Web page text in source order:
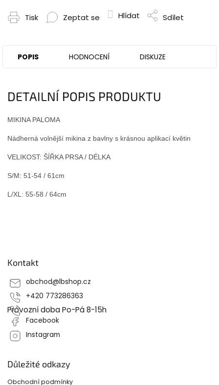
Tisk Zeptat se Hlídat Sdílet
POPIS HODNOCENÍ DISKUZE
DETAILNÍ POPIS PRODUKTU
MIKINA PALOMA
Nádherná volnější mikina z bavlny s krásnou aplikací květin
VELIKOST: ŠÍŘKA PRSA / DÉLKA
S/M: 51-54 / 61cm
L/XL: 55-58 / 64cm
Kontakt
obchod@lbshop.cz
+420 773286363
Provozní doba Po-Pá 8-15h
Facebook
Instagram
Důležité odkazy
Obchodní podmínky